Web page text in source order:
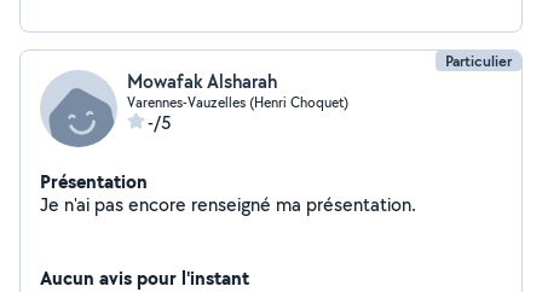
Particulier
Mowafak Alsharah
Varennes-Vauzelles (Henri Choquet)
-/5
Présentation
Je n'ai pas encore renseigné ma présentation.
Aucun avis pour l'instant